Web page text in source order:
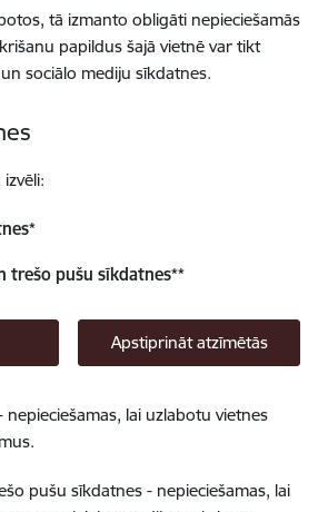
tā izmanto obligāti nepieciešamās
papildus šajā vietnē var tikt
sociālo mediju sīkdatnes.
*
trešo pušu sīkdatnes**
Apstiprināt atzīmētās
nepieciešamas, lai uzlabotu vietnes
pušu sīkdatnes - nepieciešamas, lai